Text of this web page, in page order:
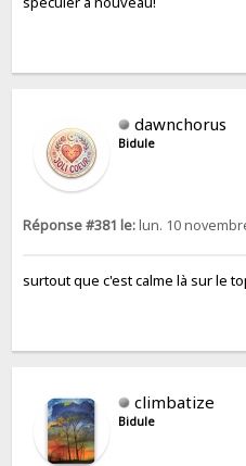
dawnchorus
Bidule
Réponse #381 le:lun. 10
surtout que c'est calme là sur le
climbatize
Bidule